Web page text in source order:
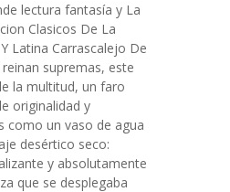
lectura fantasía y La
Clasicos De La
Latina Carrascalejo De
supremas, este
la multitud, un faro
originalidad y
como un vaso de agua
desértico seco:
y absolutamente
que se desplegaba